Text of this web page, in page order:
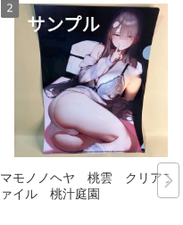
マモノノヘヤ 桃雲 クリアフ
ァイル 桃汁庭園